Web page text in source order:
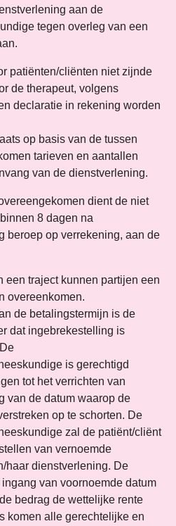
aan de
tegen overleg van een
patiënten/cliënten niet zijnde
de therapeut, volgens
declaratie in rekening worden
op basis van de tussen
tarieven en aantallen
van de dienstverlening.
dient de niet
8 dagen na
beroep op verrekening, aan de
een traject kunnen partijen een
overeenkomen.
de betalingstermijn is de
dat ingebrekestelling is
is gerechtigd
tot het verrichten van
van de datum waarop de
op te schorten. De
zal de patiënt/cliënt
van vernoemde
haar dienstverlening. De
van voornoemde datum
bedrag de wettelijke rente
komen alle gerechtelijke en